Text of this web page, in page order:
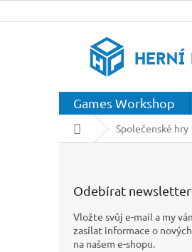
na
Games Workshop
Domů Společenské hry
Odebírat newsletter
Vložte svůj e-mail a my
zasílat informace o
na našem e-shopu.